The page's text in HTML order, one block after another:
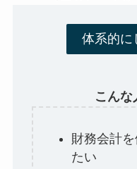
体系的に
こんな
財務会計
たい